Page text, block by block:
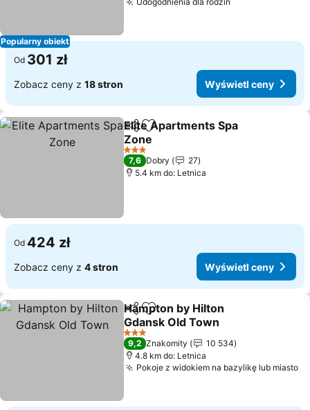
Popularny obiekt
Od 301 zł
Zobacz ceny z 18 stron Wyświetl ceny
Udostępnij
Dodaj do ulubionych
Elite Apartments Spa
Zone
Wyświetl ceny
3 Kategoria
7,6 Dobry
27
5.4 km do: Letnica
Od 424 zł
Zobacz ceny z 4 stron Wyświetl ceny
UdostępnijDodaj do ulubionych
Hampton by Hilton
Gdansk Old Town
Wyświetl ceny
3 Kategoria
9,2 Znakomity
10 534
4.8 km do: Letnica
Pokoje z widokiem na bazylikę lub miasto